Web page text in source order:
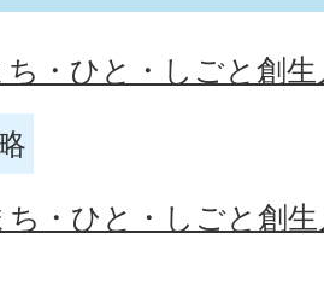
・ひと・しごと創
・ひと・しごと創